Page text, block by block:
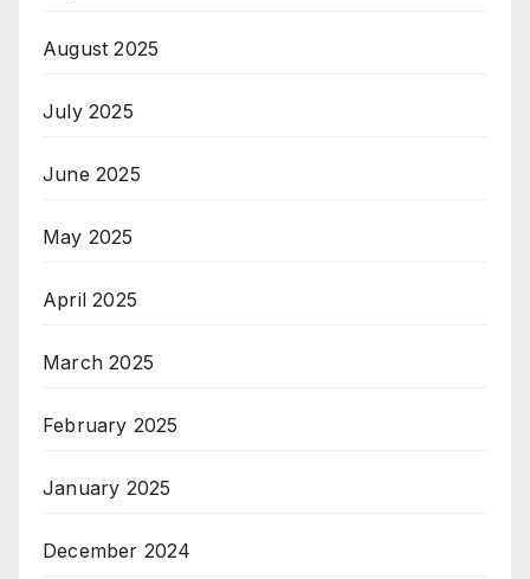
August 2025
July 2025
June 2025
May 2025
April 2025
March 2025
February 2025
January 2025
December 2024